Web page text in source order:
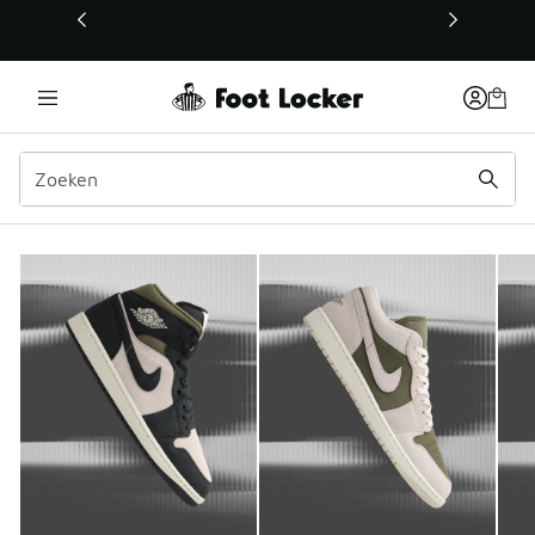
Deze link wordt geopend in een nieuw venster